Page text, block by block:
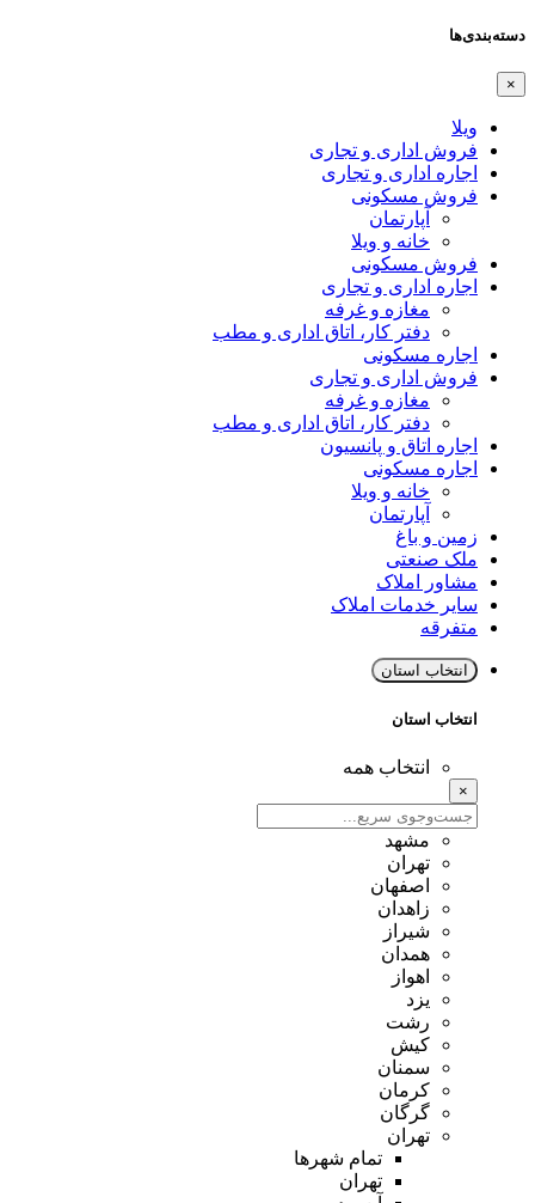
دسته‌بندی‌ها
×
ویلا
فروش اداری و تجاری
اجاره اداری و تجاری
فروش مسکونی
آپارتمان
خانه و ویلا
فروش مسکونی
اجاره اداری و تجاری
مغازه و غرفه
دفتر کار، اتاق اداری و مطب
اجاره مسکونی
فروش اداری و تجاری
مغازه و غرفه
دفتر کار، اتاق اداری و مطب
اجاره اتاق و پانسیون
اجاره مسکونی
خانه و ویلا
آپارتمان
زمین و باغ
ملک صنعتی
مشاور املاک
سایر خدمات املاک
متفرقه
انتخاب استان
انتخاب استان
انتخاب همه
×
مشهد
تهران
اصفهان
زاهدان
شیراز
همدان
اهواز
یزد
رشت
کیش
سمنان
کرمان
گرگان
تهران
تمام شهر‌ها
تهران